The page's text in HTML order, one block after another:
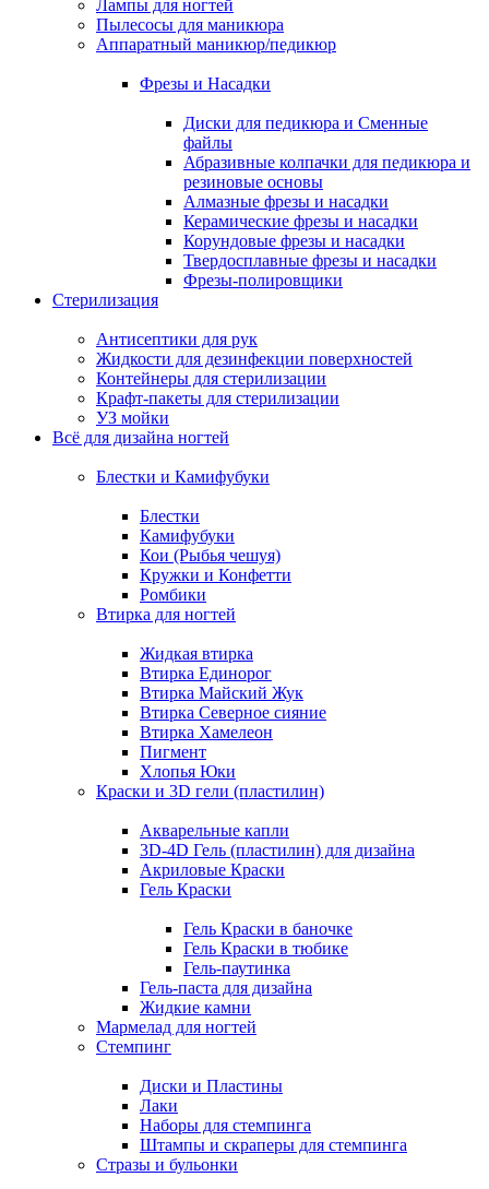
Лампы для ногтей
Пылесосы для маникюра
Аппаратный маникюр/педикюр
Фрезы и Насадки
Диски для педикюра и Сменные
файлы
Абразивные колпачки для педикюра и
резиновые основы
Алмазные фрезы и насадки
Керамические фрезы и насадки
Корундовые фрезы и насадки
Твердосплавные фрезы и насадки
Фрезы-полировщики
Стерилизация
Антисептики для рук
Жидкости для дезинфекции поверхностей
Контейнеры для стерилизации
Крафт-пакеты для стерилизации
УЗ мойки
Всё для дизайна ногтей
Блестки и Камифубуки
Блестки
Камифубуки
Кои (Рыбья чешуя)
Кружки и Конфетти
Ромбики
Втирка для ногтей
Жидкая втирка
Втирка Единорог
Втирка Майский Жук
Втирка Северное сияние
Втирка Хамелеон
Пигмент
Хлопья Юки
Краски и 3D гели (пластилин)
Акварельные капли
3D-4D Гель (пластилин) для дизайна
Акриловые Краски
Гель Краски
Гель Краски в баночке
Гель Краски в тюбике
Гель-паутинка
Гель-паста для дизайна
Жидкие камни
Мармелад для ногтей
Стемпинг
Диски и Пластины
Лаки
Наборы для стемпинга
Штампы и скраперы для стемпинга
Стразы и бульонки